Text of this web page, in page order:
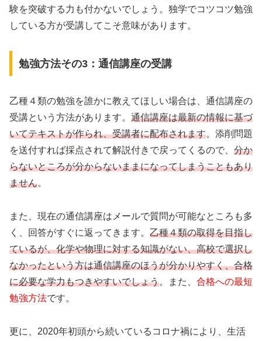
験を突破する力も付かないでしょう。独学でコツコツ勉強
している方が受講してこそ意味があります。
勉強方法その3：通信講座の受講
乙種４類の勉強を誰かに教えてほしい場合は、通信講座の
受講という方法があります。 通信講座は最新の情報に基づ
いてテキストが作られ、受講者に配布されます。添削問題
を送付すれば採点されて解説付きで戻ってくるので、 分か
らないところが分からないままになってしまうこともあり
ません。
また、現在の通信講座はメールで質問が可能なところも多
く、回答がすぐに返ってきます。 乙種４類の取得を目指し
ているが、化学や物理に対する知識がない、高校で選択し
なかったという方は通信講座のほうが分かりやすく、合格
に必要な学力もつきやすいでしょう。また、 合格への最短
勉強方法です。
更に、2020年初頭から続いているコロナ禍により、生活